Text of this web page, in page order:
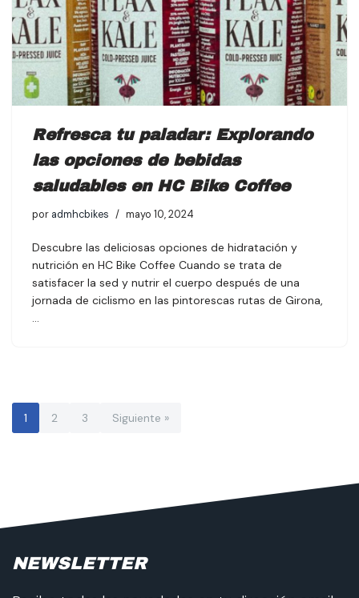
Refresca tu paladar: Explorando
las opciones de bebidas
saludables en HC Bike Coffee
por admhcbikes mayo 10, 2024
Descubre las deliciosas opciones de hidratación y
nutrición en HC Bike Coffee Cuando se trata de
satisfacer la sed y nutrir el cuerpo después de una
jornada de ciclismo en las pintorescas rutas de Girona,
1 2 3 Siguiente »
NEWSLETTER